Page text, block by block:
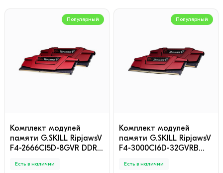
Популярный
Комплект модулей
памяти G.SKILL RipjawsV
F4-2666C15D-8GVR DDR4
2666MHz
Есть в наличии
Популярный
Комплект модулей
памяти G.SKILL RipjawsV
F4-3000C16D-32GVRB
3000MHz
Есть в наличии